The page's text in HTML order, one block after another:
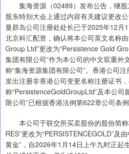
集海资源（02489）发布公告，继股
股东特别大会上通过内容有关建议更改
曼群岛公司注册处处长已于2025年12月
北京科汇配资，确认将本公司英文名称
Group Ltd”更改为“Persistence Gold
集团有限公司”作为本公司的中文双重外
称“集海资源集团有限公司”。香港公司
发出注册非香港公司变更名称注册证书
称“PersistenceGoldGroupLtd”及本公司
限公司”已根据香港法例第622章公司条
本公司于联交所买卖股份的股份简称
RES”更改为“PERSISTENCEGOLD”及
黄金”，自2026年1月14日上午九时正起